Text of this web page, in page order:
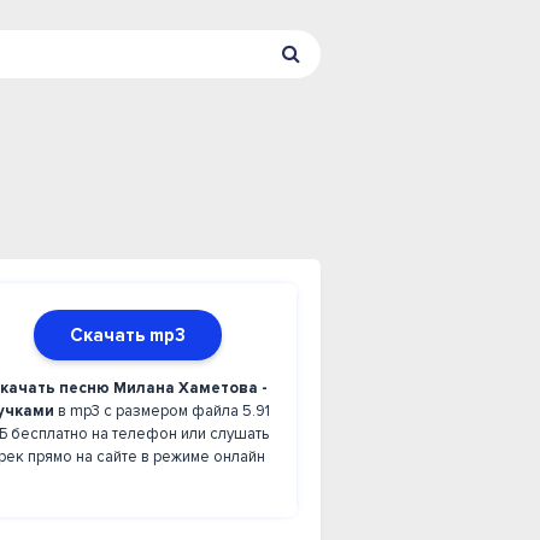
Скачать mp3
песню Милана Хаметова -
в mp3 с размером файла 5.91
бесплатно на телефон или слушать
прямо на сайте в режиме онлайн